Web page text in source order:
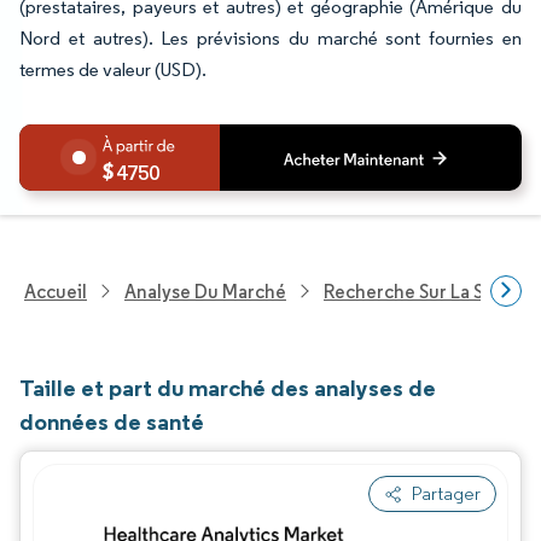
(prestataires, payeurs et autres) et géographie (Amérique du
Nord et autres). Les prévisions du marché sont fournies en
termes de valeur (USD).
4750
Accueil Analyse Du Marché Recherche Sur La Santé
Taille et part du marché des analyses de
données de santé
Partager